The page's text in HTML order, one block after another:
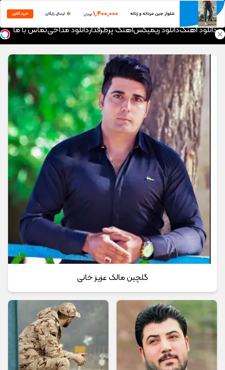
موزیک تار
دانلود آهنگدانلود ریمیکسآهنگ پرطرفداردانلود مداحیتماس با ما
گلچین مالک عزیز خانی